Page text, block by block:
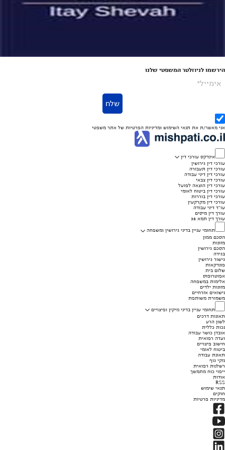
הירשמו לניוזלטר המשפטי שלנו
אימייל*
שלח
אני מאשר/ת את תנאי השימוש ומדיניות הפרטיות של אתר משפטי
אינדקס עורכי דין
עורכי דין גירושין
עורכי דין תעבורה
עורכי דין דיני עבודה
עורכי דין צבאי
עורכי דין הוצאה לפועל
עורכי דין ביטוח לאומי
עורכי דין בוררות
עורכי דין מקרקעין
עו"ד דיני עבודה
עורך דין מיסים
עורך דין תמא 38
תחומי עניין בדיני גירושין ומשפחה
הסכם ממון
מזונות
הסכם גירושין
בגידה
גישור גירושין
פונדקאות
שלום בית
אפוטרופוס
אלימות במשפחה
מזונות ילדים
נישואים אזרחיים
משמורת משותפת
תחומי עניין בדיני נזיקין ופיצויים
תאונות דרכים
לשון הרע
נכות כללית
אובדן כושר עבודה
ועדה רפואית
חישוב פיצויים
ביטוח לאומי
תאונת עבודה
נזקי גוף
רשלנות רפואית
ייפוי כוח מתמשך
אודות
RSS
תנאי שימוש
חוקים
מדיניות פרטיות